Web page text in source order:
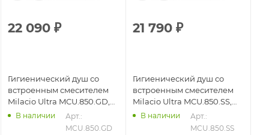
22 090 ₽
Гигиенический душ со
встроенным смесителем
Milacio Ultra MCU.850.GD,
золото брашированное
В наличии
Арт.:
MCU.850.GD
21 790 ₽
Гигиенический душ со
встроенным смесителем
Milacio Ultra MCU.850.SS,
нержавеющая сталь
В наличии
Арт.:
MCU.850.SS